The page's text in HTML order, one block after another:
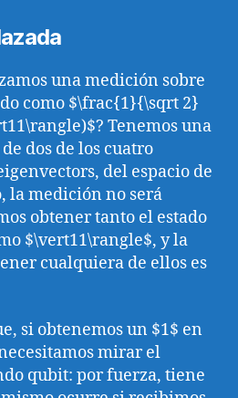
una medición sobre
como $\frac{1}{\sqrt 2}
Tenemos una
dos de los cuatro
del espacio de
la medición no será
obtener tanto el estado
$\vert11\rangle$, y la
cualquiera de ellos es
si obtenemos un $1$ en
mirar el
qubit: por fuerza, tiene